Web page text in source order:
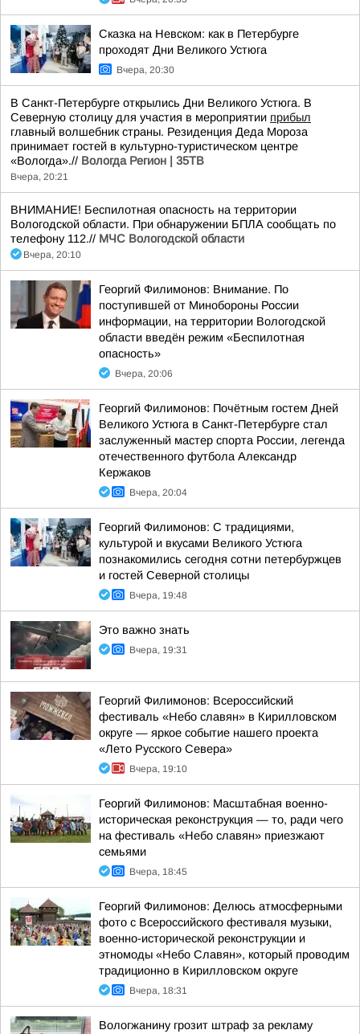
Сказка на Невском: как в Петербурге
проходят Дни Великого Устюга
Вчера, 20:30
В Санкт-Петербурге открылись Дни Великого Устюга. В
Северную столицу для участия в мероприятии прибыл
главный волшебник страны. Резиденция Деда Мороза
принимает гостей в культурно-туристическом центре
«Вологда».// Вологда Регион | 35ТВ
Вчера, 20:21
ВНИМАНИЕ! Беспилотная опасность на территории
Вологодской области. При обнаружении БПЛА сообщать по
телефону 112.// МЧС Вологодской области
Вчера, 20:10
Георгий Филимонов: Внимание. По
поступившей от Минобороны России
информации, на территории Вологодской
области введён режим «Беспилотная
опасность»
Вчера, 20:06
Георгий Филимонов: Почётным гостем Дней
Великого Устюга в Санкт-Петербурге стал
заслуженный мастер спорта России, легенда
отечественного футбола Александр
Кержаков
Вчера, 20:04
Георгий Филимонов: С традициями,
культурой и вкусами Великого Устюга
познакомились сегодня сотни петербуржцев
и гостей Северной столицы
Вчера, 19:48
Это важно знать
Вчера, 19:31
Георгий Филимонов: Всероссийский
фестиваль «Небо славян» в Кирилловском
округе — яркое событие нашего проекта
«Лето Русского Севера»
Вчера, 19:10
Георгий Филимонов: Масштабная военно-
историческая реконструкция — то, ради чего
на фестиваль «Небо славян» приезжают
семьями
Вчера, 18:45
Георгий Филимонов: Делюсь атмосферными
фото с Всероссийского фестиваля музыки,
военно-исторической реконструкции и
этномоды «Небо Славян», который проводим
традиционно в Кирилловском округе
Вчера, 18:31
Вологжанину грозит штраф за рекламу